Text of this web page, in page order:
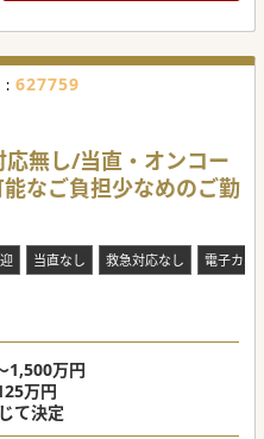
: 627759
応無し/当直・オンコー
なご負担少なめのご勤
当直なし 救急対応なし 電子カル
1,500万円
万円
て決定